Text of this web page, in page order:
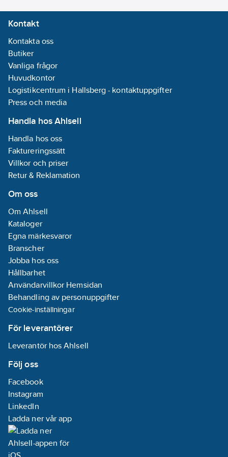
inte används.
Testresultat visar att
vid 100°C under 24
timmar behöll
brunnsmattorna sin
form och
tätningsförmåga, men
vid 140°C blev
och riskerar att rinna
genom gallret på
dagvattenbrunnen
som den är avsedd att
skydda. Mattan är
bruk vid temperaturer
upp till max 80°C för
att bibehålla sina
egenskaper.
Observera att
brunnsmattorna är
utformade för akuta
och tillfälliga
användningsområden
och inte för långvarig
Produkten är tillverkad
av polyuretan och
av solens UV-ljus.
Dessutom bildas ett
tunt mörkare ytskikt
vid påverkan av väder
och vind, vilket i sin
tur skyddar mot UV-
ljus och bibehåller
dess funktion.
Kontakt
Kontakta oss
Butiker
Vanliga frågor
Huvudkontor
Logistikcentrum i Hallsberg - kontaktuppgifter
Press och media
Handla hos Ahlsell
Handla hos oss
Faktureringssätt
Villkor och priser
Retur & Reklamation
Om oss
Om Ahlsell
Kataloger
Egna märkesvaror
Branscher
Jobba hos oss
Hållbarhet
Användarvillkor Hemsidan
Behandling av personuppgifter
Cookie-inställningar
För leverantörer
Leverantör hos Ahlsell
Följ oss
Facebook
Instagram
LinkedIn
Ladda ner vår app